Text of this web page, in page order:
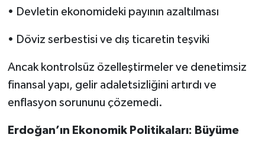
• Devletin ekonomideki payının azaltılması
• Döviz serbestisi ve dış ticaretin teşviki
Ancak kontrolsüz özelleştirmeler ve denetimsiz
finansal yapı, gelir adaletsizliğini artırdı ve
enflasyon sorununu çözemedi.
Erdoğan’ın Ekonomik Politikaları: Büyüme